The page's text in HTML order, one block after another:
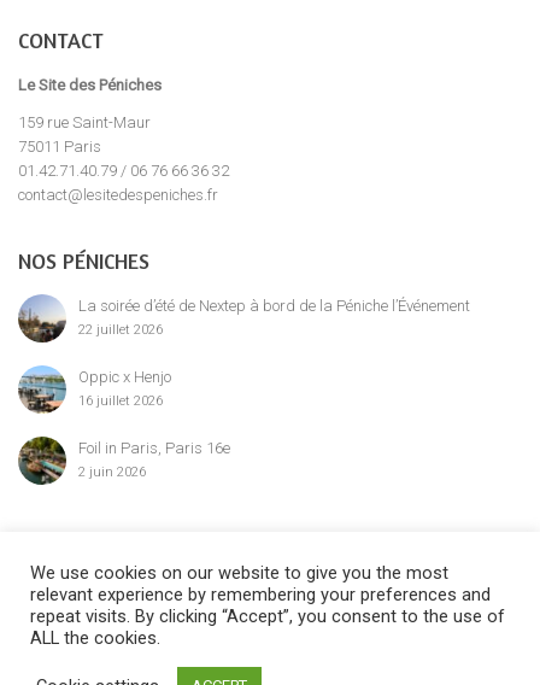
CONTACT
Le Site des Péniches
159 rue Saint-Maur
75011 Paris
01.42.71.40.79 / 06 76 66 36 32
contact@lesitedespeniches.fr
NOS PÉNICHES
La soirée d’été de Nextep à bord de la Péniche l’Événement
22 juillet 2026
Oppic x Henjo
16 juillet 2026
Foil in Paris, Paris 16e
2 juin 2026
©2024 Le Site des Péniches,privatisation, location et réservation des
We use cookies on our website to give you the most
relevant experience by remembering your preferences and
repeat visits. By clicking “Accept”, you consent to the use of
ALL the cookies.